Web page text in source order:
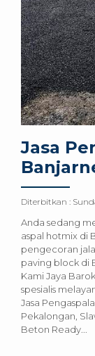
Jasa
Diterbitkan :
Anda sedang
aspal hotmix di
pengecoran
paving block di
Kami Jaya
spesialis
Jasa
Pekalongan,
Beton Ready...